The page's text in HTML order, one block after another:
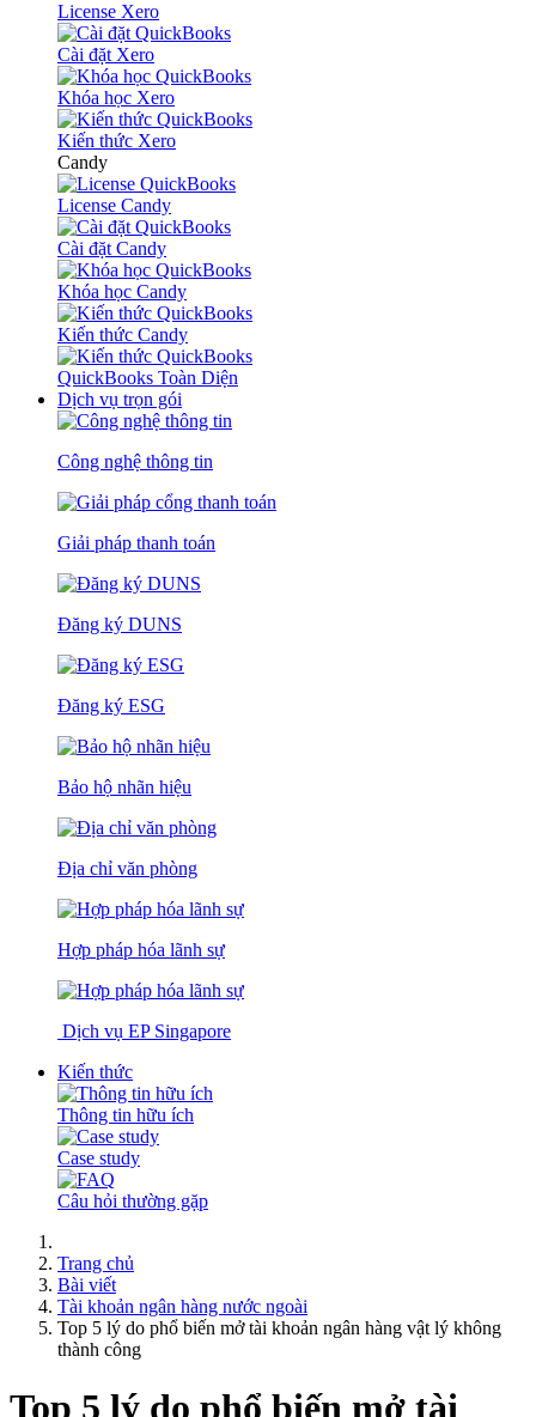
License Xero
Cài đặt Xero
Khóa học Xero
Kiến thức Xero
Candy
License Candy
Cài đặt Candy
Khóa học Candy
Kiến thức Candy
QuickBooks Toàn Diện
Dịch vụ trọn gói
Công nghệ thông tin
Giải pháp thanh toán
Đăng ký DUNS
Đăng ký ESG
Bảo hộ nhãn hiệu
Địa chỉ văn phòng
Hợp pháp hóa lãnh sự
Dịch vụ EP Singapore
Kiến thức
Thông tin hữu ích
Case study
Câu hỏi thường gặp
Trang chủ
Bài viết
Tài khoản ngân hàng nước ngoài
Top 5 lý do phổ biến mở tài khoản ngân hàng vật lý không
thành công
Top 5 lý do phổ biến mở tài